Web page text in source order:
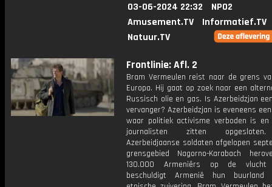
03-06-2024 22:32
NPO2
Amusement.TV
Informatief.TV
Natuur.TV
Frontlinie: Afl. 2
Bram Vermeulen reist naar de grens
Europa. Hij gaat op zoek naar een
Russisch olie en gas. Is Azerbeidzjan
vervanger? Azerbeidzjan is eveneens
waar politiek activisme verboden is en
journalisten zitten
Azerbeidjaanse soldaten afgelopen
grensgebied Nagorno-Karabach
130.000 Armeniërs op de vlucht
beschuldigt Armenië hun